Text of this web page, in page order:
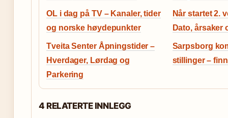
OL i dag på TV – Kanaler, tider
og norske høydepunkter
Når startet 2.
Dato, årsaker
Tveita Senter Åpningstider –
Hverdager, Lørdag og
Parkering
Sarpsborg
stillinger –
4 RELATERTE INNLEGG